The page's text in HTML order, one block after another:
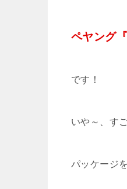
ペヤング
です！
いや～、す
パッケージ